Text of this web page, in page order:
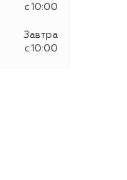
c 10:00
Завтра
c 10:00